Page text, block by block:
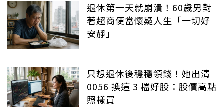
退休第一天就崩潰！60歲男對
著超商便當懷疑人生「一切好
安靜」
只想退休後穩穩領錢！她出清
0056 換這 3 檔好股：股價高點
照樣買